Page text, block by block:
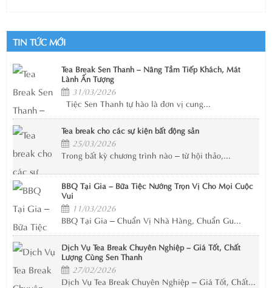
TIN TỨC MỚI
Tea Break Sen Thanh – Nâng Tầm Tiếp Khách, Mát
Lành Ấn Tượng
31/03/2026
Tiệc Sen Thanh tự hào là đơn vị cung...
Tea break cho các sự kiện bất động sản
25/03/2026
Trong bất kỳ chương trình nào – từ hội thảo,...
BBQ Tại Gia – Bữa Tiệc Nướng Trọn Vị Cho Mọi Cuộc
Vui
11/03/2026
BBQ Tại Gia – Chuẩn Vị Nhà Hàng, Chuẩn Gu...
Dịch Vụ Tea Break Chuyên Nghiệp – Giá Tốt, Chất
Lượng Cùng Sen Thanh
27/02/2026
Dịch Vụ Tea Break Chuyên Nghiệp – Giá Tốt, Chất...